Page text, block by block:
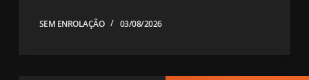
SEM ENROLAÇÃO 03/08/2026